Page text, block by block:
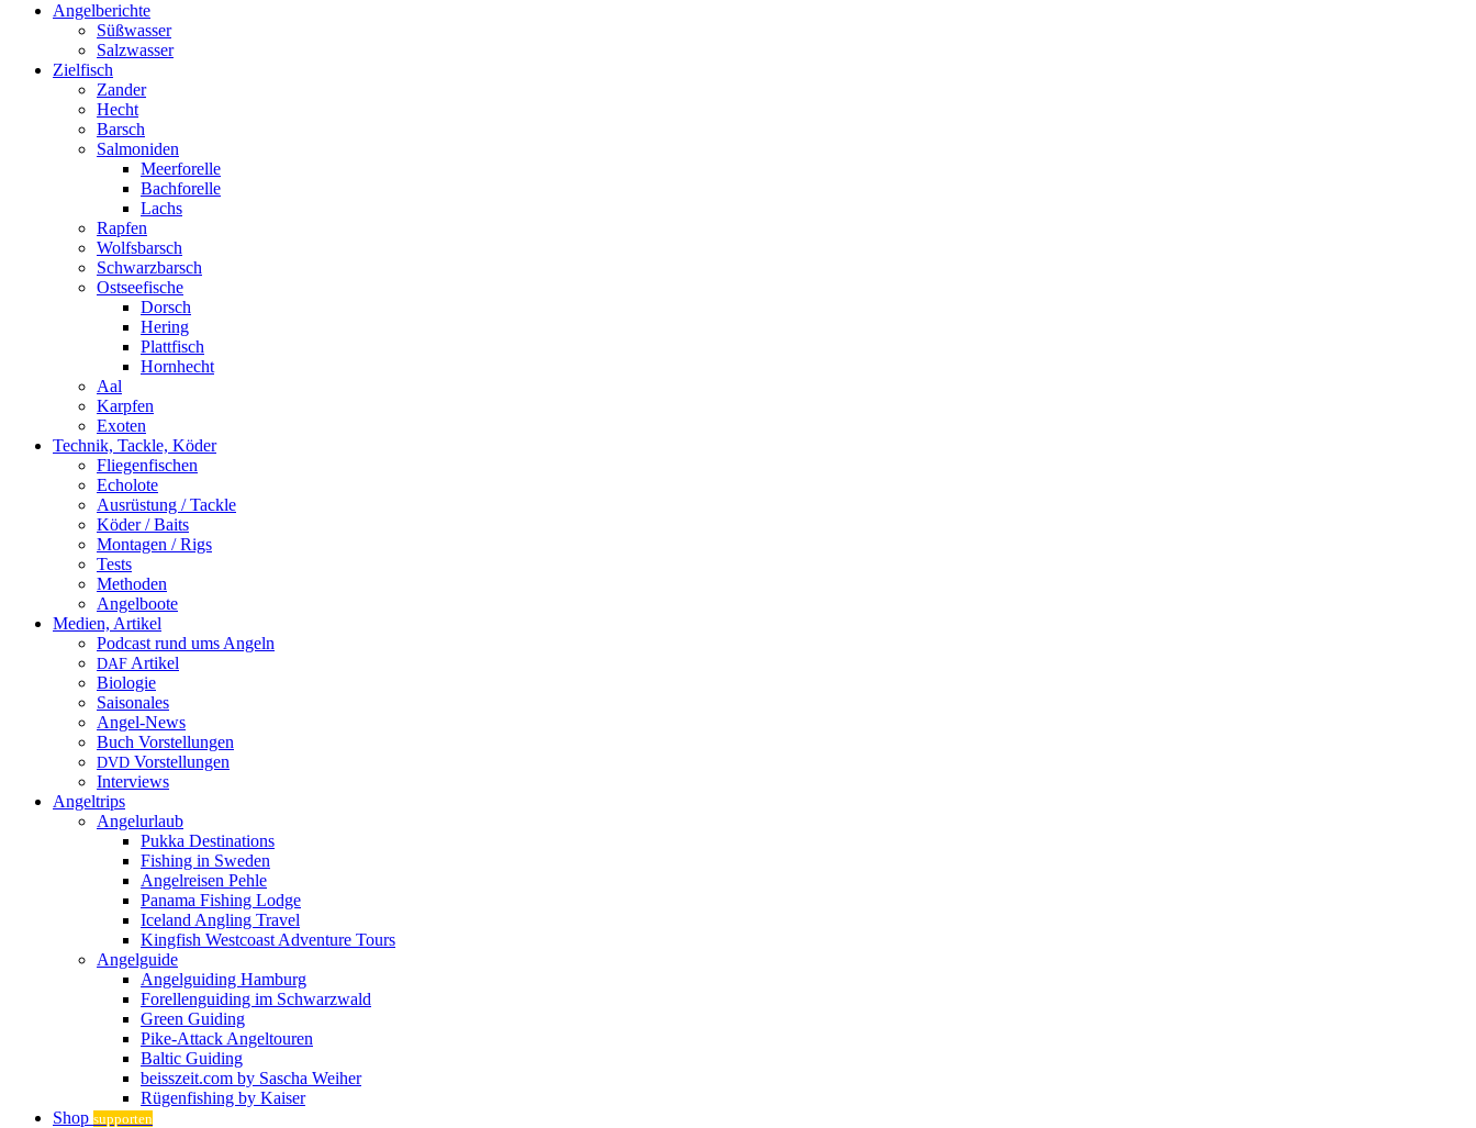
Angelberichte
Süßwasser
Salzwasser
Zielfisch
Zander
Hecht
Barsch
Salmoniden
Meerforelle
Bachforelle
Lachs
Rapfen
Wolfsbarsch
Schwarzbarsch
Ostseefische
Dorsch
Hering
Plattfisch
Hornhecht
Aal
Karpfen
Exoten
Technik, Tackle, Köder
Fliegenfischen
Echolote
Ausrüstung / Tackle
Köder / Baits
Montagen / Rigs
Tests
Methoden
Angelboote
Medien, Artikel
Podcast rund ums Angeln
DAF Artikel
Biologie
Saisonales
Angel-News
Buch Vorstellungen
DVD Vorstellungen
Interviews
Angeltrips
Angelurlaub
Pukka Destinations
Fishing in Sweden
Angelreisen Pehle
Panama Fishing Lodge
Iceland Angling Travel
Kingfish Westcoast Adventure Tours
Angelguide
Angelguiding Hamburg
Forellenguiding im Schwarzwald
Green Guiding
Pike-Attack Angeltouren
Baltic Guiding
beisszeit.com by Sascha Weiher
Rügenfishing by Kaiser
Shop supporten